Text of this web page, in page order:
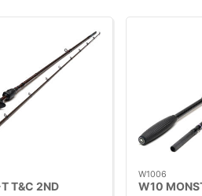
T&C 2ND
W1006
W10